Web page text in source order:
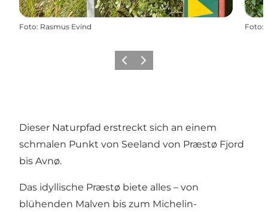
Foto: Rasmus Evind Foto:
ZurückWeiter
Dieser Naturpfad erstreckt sich an einem
schmalen Punkt von Seeland von Præstø Fjord
bis Avnø.
Das idyllische Præstø biete alles – von
blühenden Malven bis zum Michelin-